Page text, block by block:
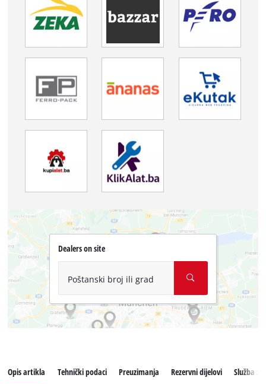
Dealers on site
Poštanski broj ili grad
Opis artikla Tehnički podaci Preuzimanja Rezervni dijelovi Služba